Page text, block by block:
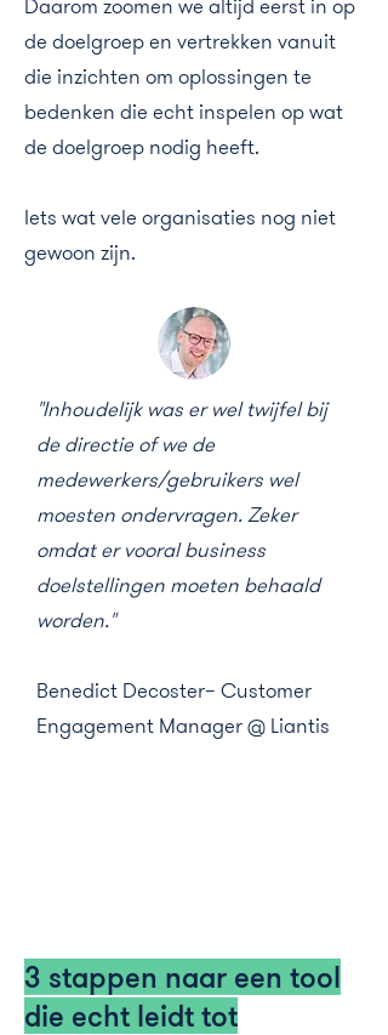
Daarom zoomen we altijd eerst in op
de doelgroep en vertrekken vanuit
die inzichten om oplossingen te
bedenken die echt inspelen op wat
de doelgroep nodig heeft.
Iets wat vele organisaties nog niet
gewoon zijn.
"Inhoudelijk was er wel twijfel bij
de directie of we de
medewerkers/gebruikers wel
moesten ondervragen. Zeker
omdat er vooral business
doelstellingen moeten behaald
worden."
Benedict Decoster– Customer
Engagement Manager @ Liantis
3 stappen naar een tool
die echt leidt tot